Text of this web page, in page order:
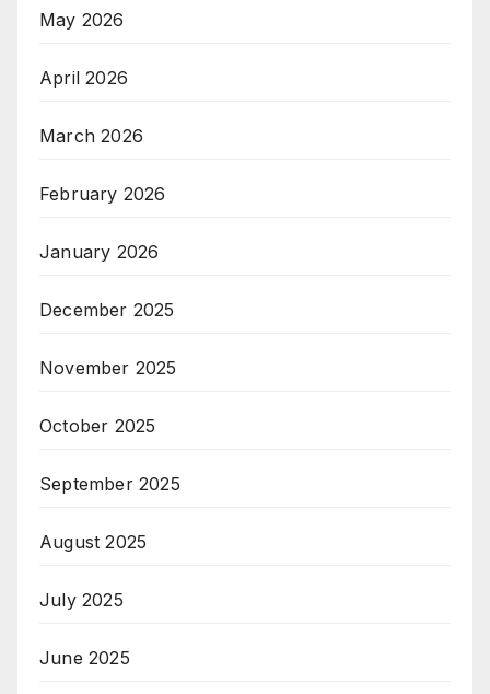
May 2026
April 2026
March 2026
February 2026
January 2026
December 2025
November 2025
October 2025
September 2025
August 2025
July 2025
June 2025